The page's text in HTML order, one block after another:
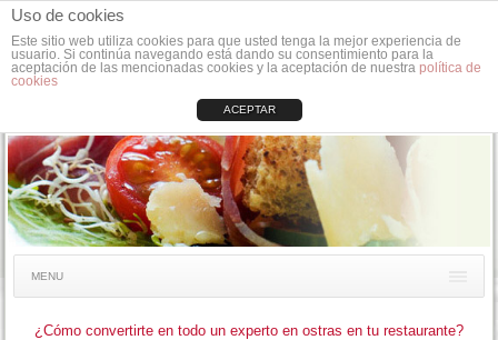
Uso de cookies
Este sitio web utiliza cookies para que usted tenga la mejor experiencia de
usuario. Si continúa navegando está dando su consentimiento para la
aceptación de las mencionadas cookies y la aceptación de nuestra política de
cookies
ACEPTAR
MENU
¿Cómo convertirte en todo un experto en ostras en tu restaurante?